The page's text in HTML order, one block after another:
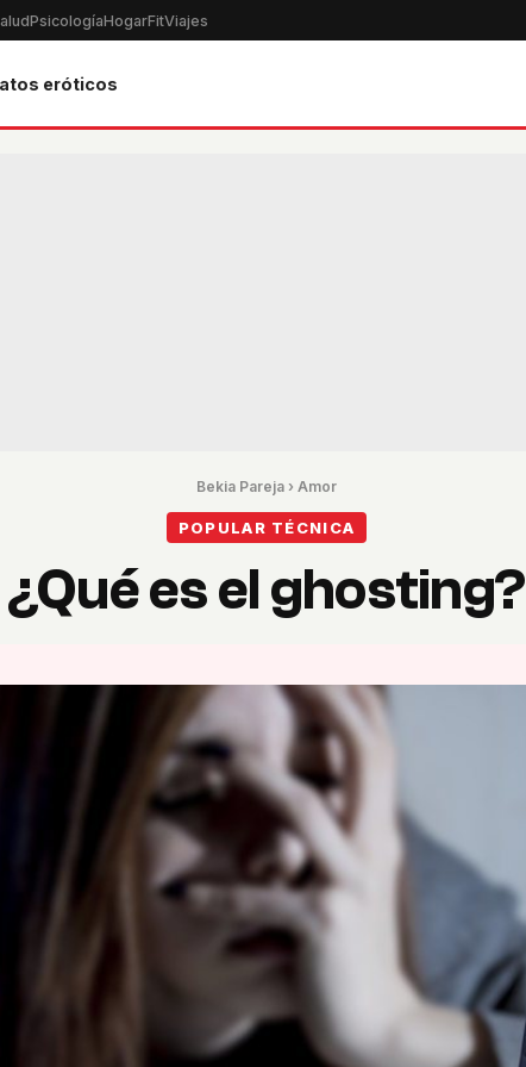
PsicologíaHogarFitViajes
eróticos
Bekia Pareja › Amor
POPULAR TÉCNICA
¿Qué es el ghosting?